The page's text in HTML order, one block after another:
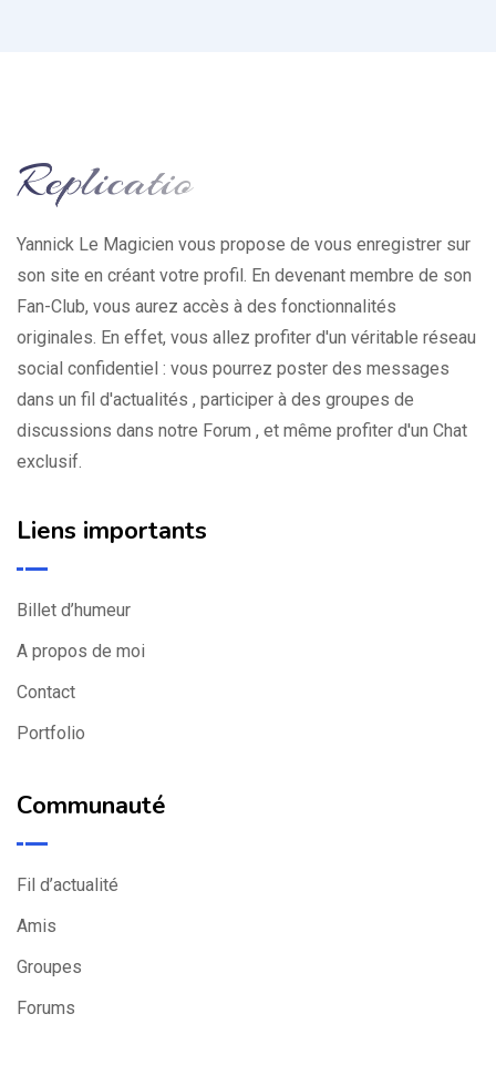
Yannick Le Magicien vous propose de vous enregistrer sur
son site en créant votre profil. En devenant membre de son
Fan-Club, vous aurez accès à des fonctionnalités
originales. En effet, vous allez profiter d'un véritable réseau
social confidentiel : vous pourrez poster des messages
dans un fil d'actualités , participer à des groupes de
discussions dans notre Forum , et même profiter d'un Chat
exclusif.
Liens importants
Billet d’humeur
A propos de moi
Contact
Portfolio
Communauté
Fil d’actualité
Amis
Groupes
Forums